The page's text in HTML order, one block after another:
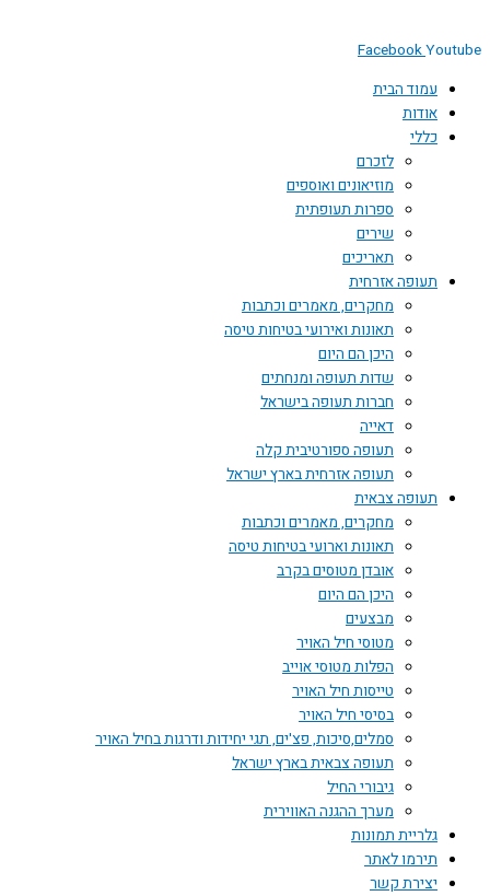
Facebook
עמוד הבית
אודות
כללי
לזכרם
מוזיאונים ואוספים
ספרות תעופתית
שירים
תאריכים
תעופה אזרחית
מחקרים, מאמרים וכתבות
תאונות ואירועי בטיחות טיסה
היכן הם היום
שדות תעופה ומנחתים
חברות תעופה בישראל
דאייה
תעופה ספורטיבית קלה
תעופה אזרחית בארץ ישראל
תעופה צבאית
מחקרים, מאמרים וכתבות
תאונות וארועי בטיחות טיסה
אובדן מטוסים בקרב
היכן הם היום
מבצעים
מטוסי חיל האויר
הפלות מטוסי אוייב
טייסות חיל האויר
בסיסי חיל האויר
סמלים,סיכות, פצ'ים, תגי יחידות ודרגות בחיל האויר
תעופה צבאית בארץ ישראל
גיבורי החיל
מערך ההגנה האווירית
גלריית תמונות
תירמו לאתר
יצירת קשר